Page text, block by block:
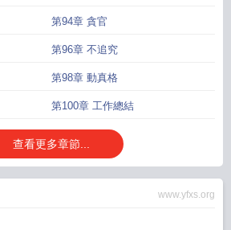
第94章 貪官
第96章 不追究
第98章 動真格
第100章 工作總結
查看更多章節...
www.yfxs.org